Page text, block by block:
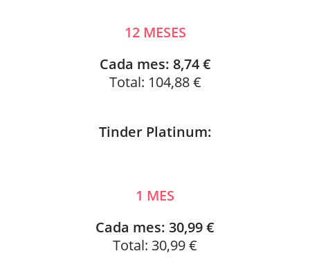
12 MESES
Cada mes: 8,74 €
Total: 104,88 €
Tinder Platinum:
1 MES
Cada mes: 30,99 €
Total: 30,99 €